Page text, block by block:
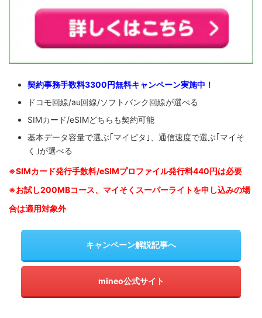
契約事務手数料3300円無料キャンペーン実施中！
ドコモ回線/au回線/ソフトバンク回線が選べる
SIMカード/eSIMどちらも契約可能
基本データ容量で選ぶ｢マイピタ｣、通信速度で選ぶ｢マイそ
く｣が選べる
※SIMカード発行手数料/eSIMプロファイル発行料440円は必要
※お試し200MBコース、マイそくスーパーライトを申し込みの場
合は適用対象外
キャンペーン解説記事へ
mineo公式サイト